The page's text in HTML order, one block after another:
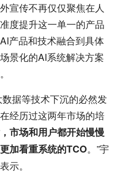
宣传不再仅仅聚焦在人
度提升这一单一的产品
产品和技术融合到具体
景化的AI系统解决方案
据等技术下沉的必然发
经历过这两年市场的培
市场和用户都开始慢慢
加看重系统的TCO。”宇
示。